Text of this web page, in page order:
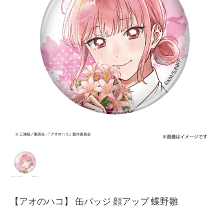
【アオのハコ】 缶バッジ 顔アップ 蝶野雛